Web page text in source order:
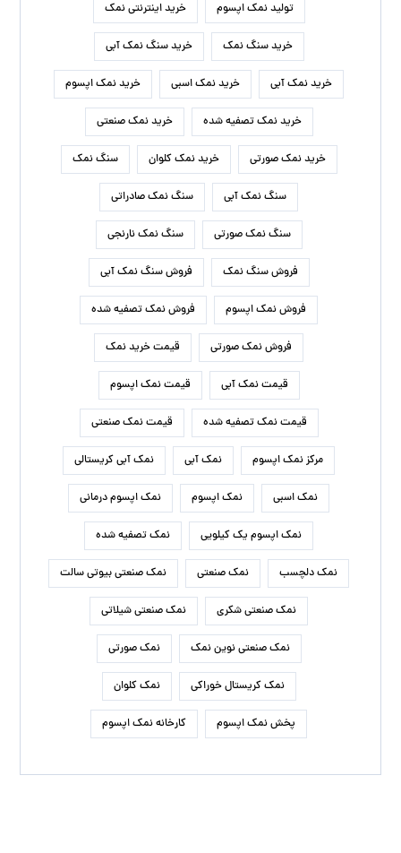
تولید نمک اپسوم خرید اینترنتی نمک
خرید سنگ نمک خرید سنگ نمک آبی
خرید نمک آبی خرید نمک اسبی خرید نمک اپسوم
خرید نمک تصفیه شده خرید نمک صنعتی
خرید نمک صورتی خرید نمک کلوان سنگ نمک
سنگ نمک آبی سنگ نمک صادراتی
سنگ نمک صورتی سنگ نمک نارنجی
فروش سنگ نمک فروش سنگ نمک آبی
فروش نمک اپسوم فروش نمک تصفیه شده
فروش نمک صورتی قیمت خرید نمک
قیمت نمک آبی قیمت نمک اپسوم
قیمت نمک تصفیه شده قیمت نمک صنعتی
مرکز نمک اپسوم نمک آبی نمک آبی کریستالی
نمک اسبی نمک اپسوم نمک اپسوم درمانی
نمک اپسوم یک کیلویی نمک تصفیه شده
نمک دلچسب نمک صنعتی نمک صنعتی بیوتی سالت
نمک صنعتی شکری نمک صنعتی شیلاتی
نمک صنعتی نوین نمک نمک صورتی
نمک کریستال خوراکی نمک کلوان
پخش نمک اپسوم کارخانه نمک اپسوم